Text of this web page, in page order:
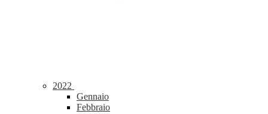
2022
Gennaio
Febbraio